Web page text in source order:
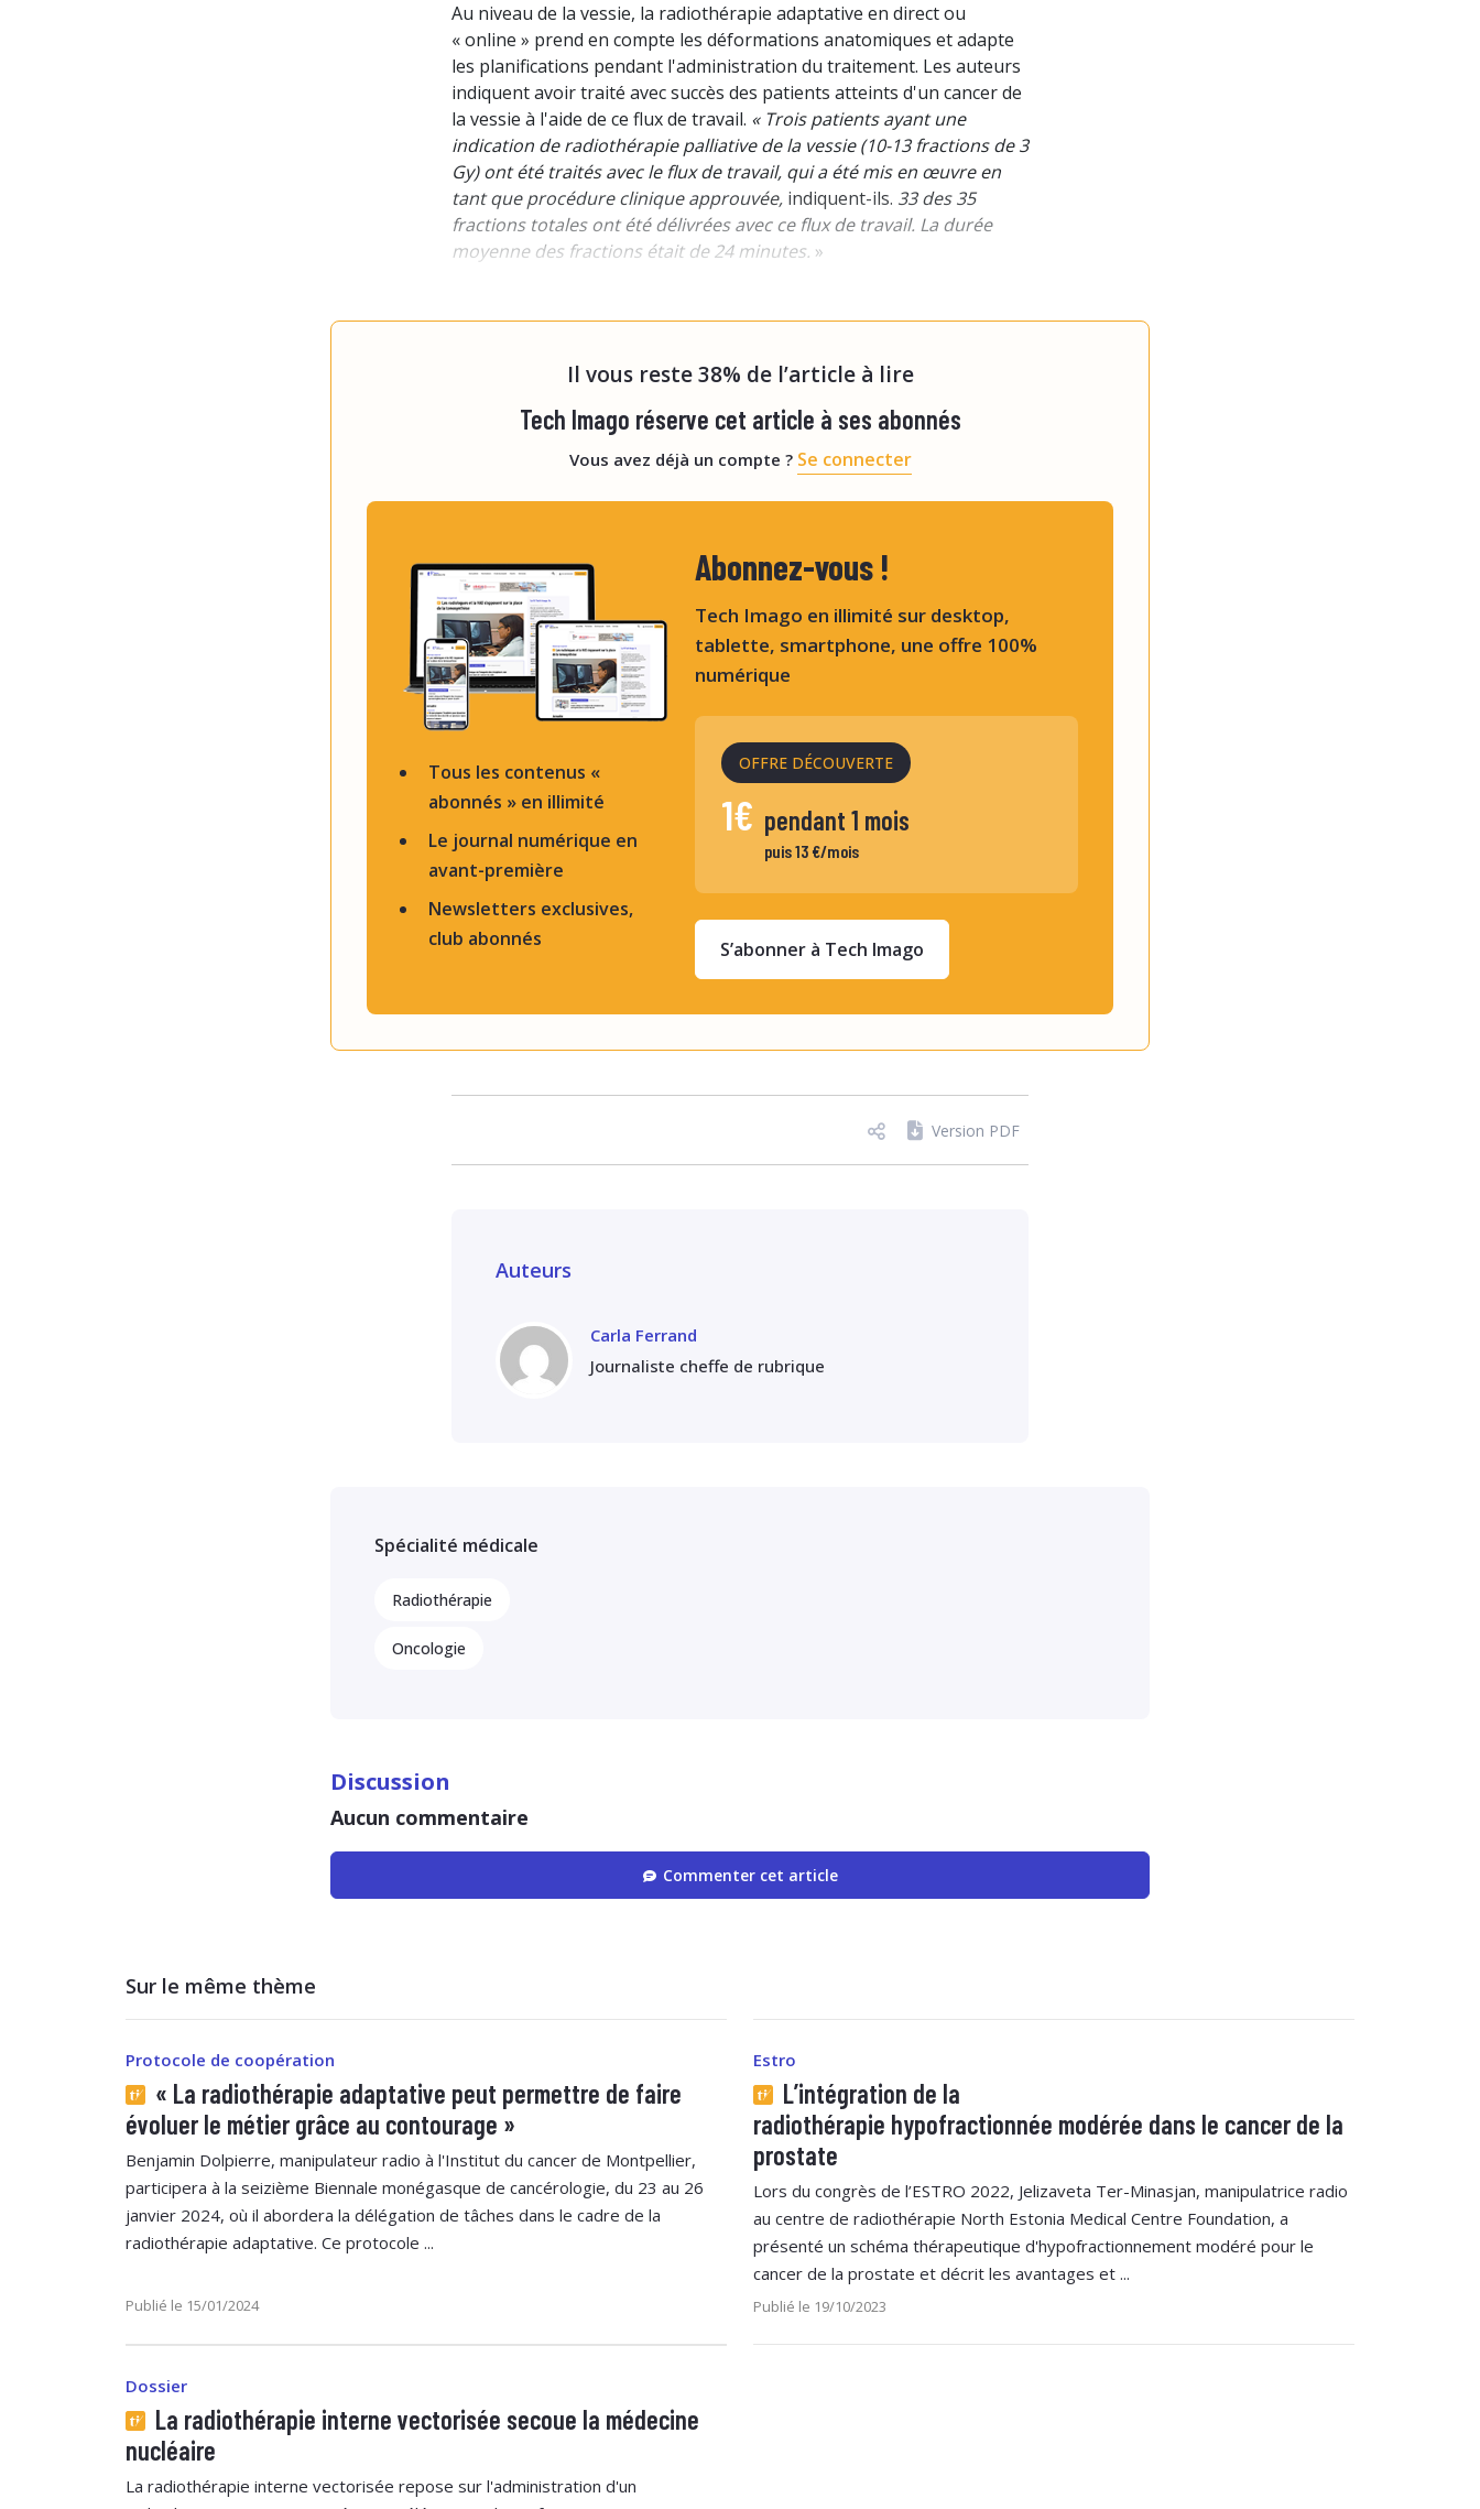
Au niveau de la vessie, la radiothérapie adaptative en direct ou
« online » prend en compte les déformations anatomiques et adapte
les planifications pendant l'administration du traitement. Les auteurs
indiquent avoir traité avec succès des patients atteints d'un cancer de
la vessie à l'aide de ce flux de travail. « Trois patients ayant une
indication de radiothérapie palliative de la vessie (10-13 fractions de 3
Gy) ont été traités avec le flux de travail, qui a été mis en œuvre en
tant que procédure clinique approuvée, indiquent-ils. 33 des 35
fractions totales ont été délivrées avec ce flux de travail. La durée
moyenne des fractions était de 24 minutes. »
Déployer la disponibilité
Il vous reste 38% de l’article à lire
Tech Imago réserve cet article à ses abonnés
Vous avez déjà un compte ? Se connecter
Tous les contenus «
abonnés » en illimité
Le journal numérique en
avant-première
Newsletters exclusives,
club abonnés
Abonnez-vous !
Tech Imago en illimité sur desktop,
tablette, smartphone, une offre 100%
numérique
OFFRE DÉCOUVERTE
1€ pendant 1 mois
puis 13 €/mois
S’abonner à Tech Imago
Version PDF
Auteurs
Carla Ferrand
Journaliste cheffe de rubrique
Spécialité médicale
Radiothérapie
Oncologie
Discussion
Aucun commentaire
Commenter cet article
Sur le même thème
Protocole de coopération
« La radiothérapie adaptative peut permettre de faire
évoluer le métier grâce au contourage »
Benjamin Dolpierre, manipulateur radio à l'Institut du cancer de Montpellier,
participera à la seizième Biennale monégasque de cancérologie, du 23 au 26
janvier 2024, où il abordera la délégation de tâches dans le cadre de la
radiothérapie adaptative. Ce protocole ...
Publié le 15/01/2024
Estro
L’intégration de la
radiothérapie hypofractionnée modérée dans le cancer de la
prostate
Lors du congrès de l’ESTRO 2022, Jelizaveta Ter-Minasjan, manipulatrice radio
au centre de radiothérapie North Estonia Medical Centre Foundation, a
présenté un schéma thérapeutique d'hypofractionnement modéré pour le
cancer de la prostate et décrit les avantages et ...
Publié le 19/10/2023
Dossier
La radiothérapie interne vectorisée secoue la médecine
nucléaire
La radiothérapie interne vectorisée repose sur l'administration d'un